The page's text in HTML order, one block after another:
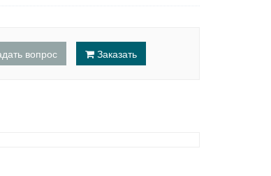
вопрос Заказать